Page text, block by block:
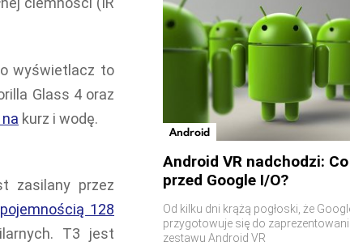
wyświetlacz to
Glass 4 oraz
kurz i wodę.
zasilany przez
pojemnością 128
T3 jest
Android
Android VR nadchodzi:
przed Google I/O?
Od kilku dni krążą pogłoski, że
przygotowuje się do
zestawu Android VR